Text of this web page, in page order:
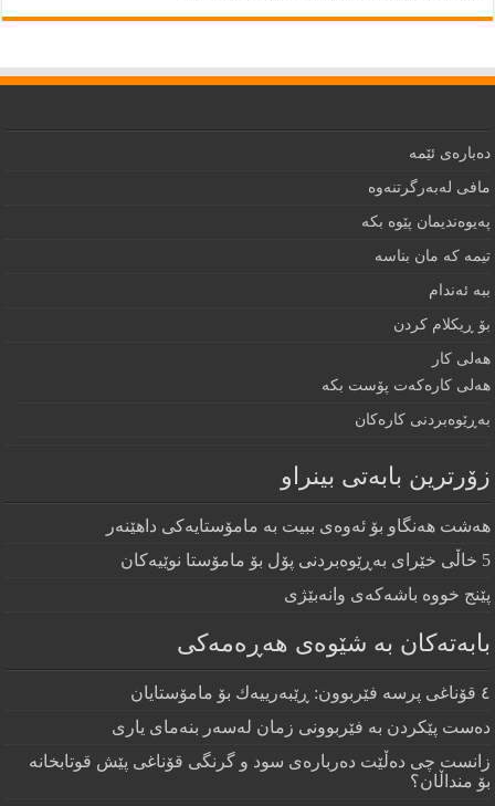
دەبارەى ئێمە
مافى لەبەرگرتنەوە
په‌يوه‌نديمان پێوه‌ بكه‌‌
تيمه كه مان بناسه
ببه‌ ئه‌ندام
بۆ ڕيكلام كردن
هه‌لی كار
هەلی کارەکەت پۆست بکە
به‌ڕێوه‌بردنى كاره‌كان
زۆرترين بابه‌تى بينراو
هەشت هەنگاو بۆ ئەوەی ببیت بە مامۆستایەکی داهێنەر
5 خاڵی خێرای به‌ڕێوه‌بردنی پۆل بۆ مامۆستا نوێیه‌كان
پێنج خووه‌ باشه‌كه‌ی وانه‌بێژی
بابەتەکان بە شێوەی هەڕەمەکی
٤ قۆناغى پرسە فێربوون: ڕێبەرييەك بۆ مامۆستايان
دەست پێكردن بە فێربوونى زمان لەسەر بنەماى يارى
زانست چی دەڵێت دەربارەی سود و گرنگی قۆناغی پێش قوتابخانە
بۆ منداڵان؟